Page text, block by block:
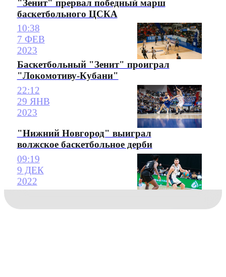
"Зенит" прервал победный марш
баскетбольного ЦСКА
10:38
7 ФЕВ
2023
Баскетбольный "Зенит" проиграл
"Локомотиву-Кубани"
22:12
29 ЯНВ
2023
"Нижний Новгород" выиграл
волжское баскетбольное дерби
09:19
9 ДЕК
2022